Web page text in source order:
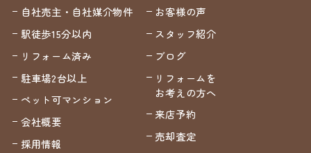
自社売主・自社媒介物件
駅徒歩15分以内
リフォーム済み
駐車場2台以上
ペット可マンション
会社概要
採用情報
お客様の声
スタッフ紹介
ブログ
リフォームを
お考えの方へ
来店予約
売却査定